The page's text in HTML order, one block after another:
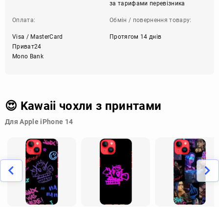
за тарифами перевізника
Оплата:
Visa / MasterCard
Приват24
Mono Bank
Обмін / повернення товару:
Протягом 14 днів
😍 Kawaii чохли з принтами
Для Apple iPhone 14